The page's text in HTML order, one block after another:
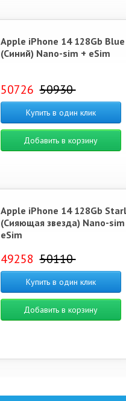
Apple iPhone 14 128Gb Blue
(Синий) Nano-sim + eSim
50726 50930
Купить в один клик
Добавить в корзину
Apple iPhone 14 128Gb
(Сияющая звезда) Nano-
eSim
49258 50110
Купить в один клик
Добавить в корзину